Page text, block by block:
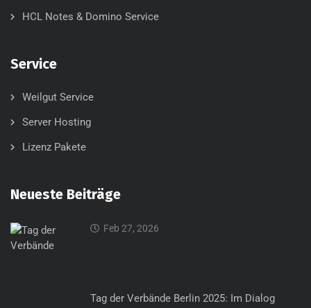
HCL Notes & Domino Service
Service
Weilgut Service
Server Hosting
Lizenz Pakete
Neueste Beiträge
Feb 27, 2026
Tag der Verbände Berlin 2025: Im Dialog